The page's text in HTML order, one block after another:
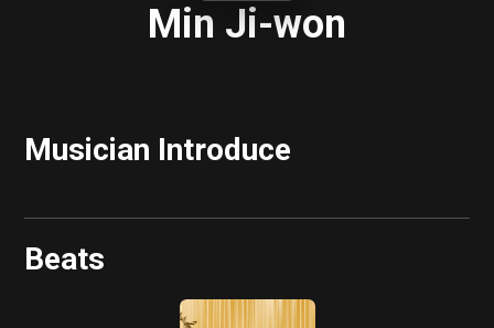
Min Ji-won
Musician Introduce
Beats